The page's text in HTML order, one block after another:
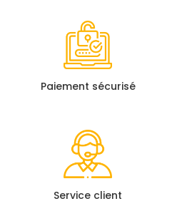
Paiement sécurisé
Service client